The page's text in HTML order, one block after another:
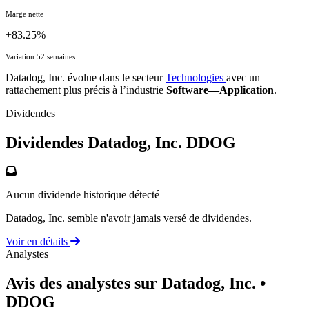
Marge nette
+83.25%
Variation 52 semaines
Datadog, Inc. évolue dans le secteurTechnologies avec un
rattachement plus précis à l’industrie Software—Application.
Dividendes
Dividendes Datadog, Inc. DDOG
Aucun dividende historique détecté
Datadog, Inc. semble n'avoir jamais versé de dividendes.
Voir en détails
Analystes
Avis des analystes sur Datadog, Inc. •
DDOG